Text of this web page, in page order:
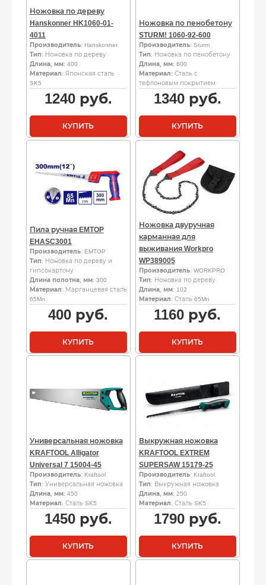
Ножовка по дереву
Hanskonner HK1060-01-
4011
Производитель: Hanskonner
Тип: Ножовка по дереву
Длина, мм: 400
Материал: Японская сталь
SK5
1240руб.
КУПИТЬ
Ножовка по пенобетону
STURM! 1060-92-600
Производитель: Sturm
Тип: Ножовка по пенобетону
Длина, мм: 600
Материал: Сталь с
тефлоновым покрытием
1340руб.
КУПИТЬ
Пила ручная EMTOP
EHASC3001
Производитель: EMTOP
Тип: Ножовка по дереву и
гипсокартону
Длина полотна, мм: 300
Материал: Марганцевая сталь
65Mn
400 руб.
КУПИТЬ
Ножовка двуручная
карманная для
выживания Workpro
WP389005
Производитель: WORKPRO
Тип: Ножовка по дереву
Длина, мм: 102
Материал: Сталь 65Mn
1160 руб.
КУПИТЬ
Универсальная ножовка
KRAFTOOL Alligator
Universal 7 15004-45
Производитель: Kraftool
Тип: Универсальная ножовка
Длина, мм: 450
Материал: Сталь SK5
1450руб.
КУПИТЬ
Выкружная ножовка
KRAFTOOL EXTREM
SUPERSAW 15179-25
Производитель: Kraftool
Тип: Выкружная ножовка
Длина, мм: 250
Материал: Сталь SK5
1790руб.
КУПИТЬ